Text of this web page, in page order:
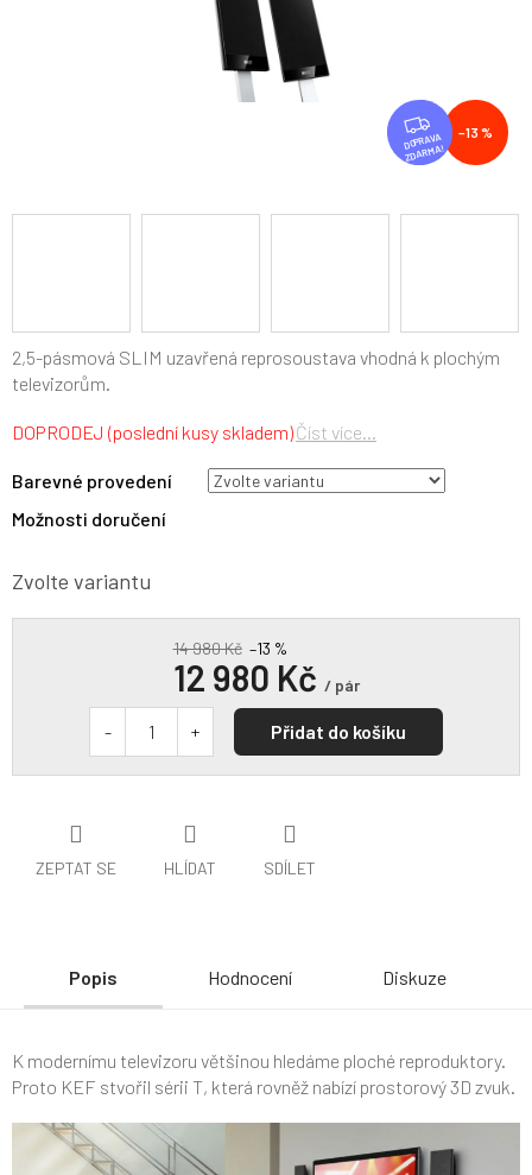
Z
D
A
M
ZDARMA
–13 %
Zvolte variantu
Barevné provedení
Možnosti doručení
2,5-pásmová SLIM uzavřená reprosoustava vhodná k plochým
televizorům.
DOPRODEJ (poslední kusy skladem)Číst více...
ZEPTAT SE HLÍDAT SDÍLET
14 980 Kč –13 %
12 980 Kč / pár
Přidat do košíku
Popis Hodnocení Diskuze
K modernímu televizoru většinou hledáme ploché reproduktory.
Proto KEF stvořil sérii T, která rovněž nabízí prostorový 3D zvuk.